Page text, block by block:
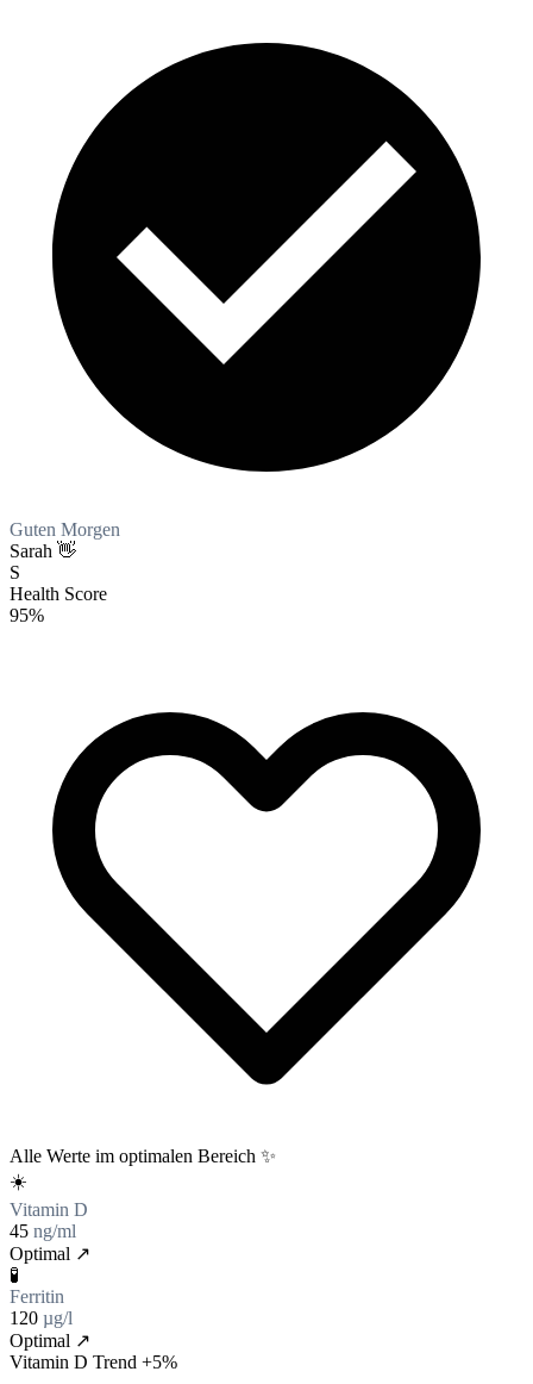
Guten Morgen
Sarah 👋
S
Health Score
95%
Alle Werte im optimalen Bereich ✨
☀️
Vitamin D
45 ng/ml
Optimal ↗
🧪
Ferritin
120 µg/l
Optimal ↗
Vitamin D Trend +5%